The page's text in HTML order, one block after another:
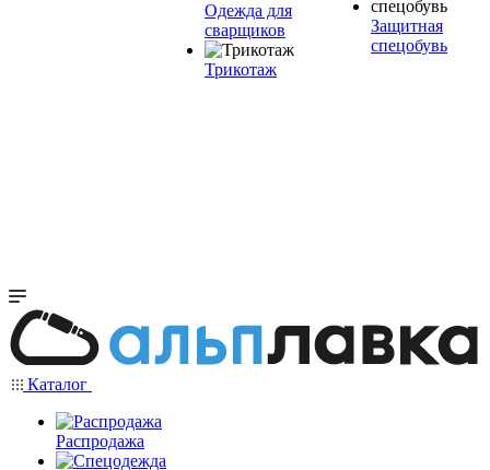
Одежда для
сварщиков
Трикотаж
Защитная
спецобувь
Каталог
Распродажа